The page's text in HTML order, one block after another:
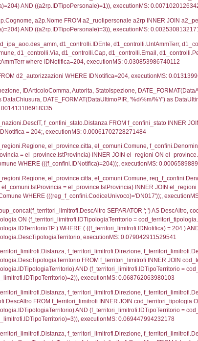
Debug
sql: SELECT COUNT(*) FROM `userlevels`
sql: SELECT `userlevelid`, `userlevelname`
sql: SELECT COUNT(*) FROM
sql: SELECT `tablename`, `userlevelid`,
sql: SELECT a1.RagioneSociale,
n.DataFileNotificaZip FROM notifica n LEFT
WHERE n.IDNotifica = 204;, executionMS:
sql: SELECT a1_stabilimento.*,
ComuneSL, el_province_1.citta as
el_comuni.IstComune) LEFT JOIN
el_regioni.IstRegione) LEFT JOIN
a1_stabilimento.IstProvinciaSL =
IDNotifica=204, executionMS:
sql: SELECT a2p.Cognome, a2p.Nome
(((a2p.IDNotifica)=204) AND
sql: SELECT a2p.Cognome, a2p.Nome